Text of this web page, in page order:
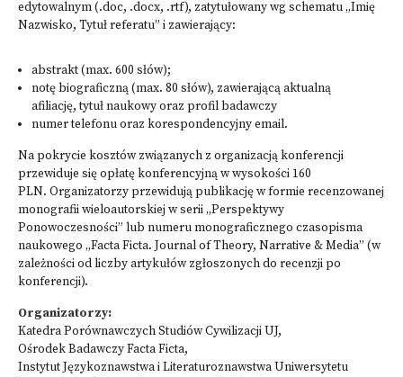
edytowalnym (.doc, .docx, .rtf), zatytułowany wg schematu „Imię
Nazwisko, Tytuł referatu” i zawierający:
abstrakt (max. 600 słów);
notę biograficzną (max. 80 słów), zawierającą aktualną
afiliację, tytuł naukowy oraz profil badawczy
numer telefonu oraz korespondencyjny email.
Na pokrycie kosztów związanych z organizacją konferencji
przewiduje się opłatę konferencyjną w wysokości 160
PLN. Organizatorzy przewidują publikację w formie recenzowanej
monografii wieloautorskiej w serii „Perspektywy
Ponowoczesności” lub numeru monograficznego czasopisma
naukowego „Facta Ficta. Journal of Theory, Narrative & Media” (w
zależności od liczby artykułów zgłoszonych do recenzji po
konferencji).
Organizatorzy:
Katedra Porównawczych Studiów Cywilizacji UJ,
Ośrodek Badawczy Facta Ficta,
Instytut Językoznawstwa i Literaturoznawstwa Uniwersytetu